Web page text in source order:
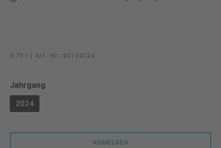
0.75 l Art.-Nr.: 00134124
Jahrgang
2024
ANMELDEN